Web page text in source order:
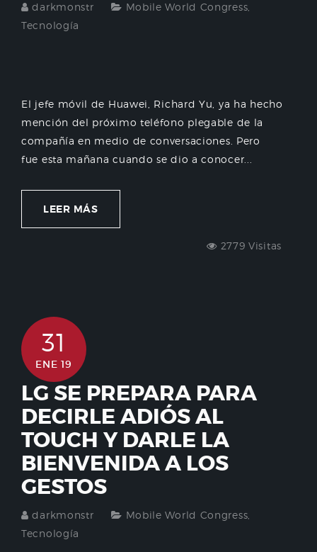
darkmonstr Mobile World Congress
Tecnología
El jefe móvil de Huawei, Richard Yu, ya ha hecho
mención del próximo teléfono plegable de la
compañía en medio de conversaciones. Pero
fue esta mañana cuando se dio a conocer...
LEER MÁS
2779 Visitas
31
ENE 19
LG SE PREPARA PARA
DECIRLE ADIÓS AL
TOUCH Y DARLE LA
BIENVENIDA A LOS
GESTOS
darkmonstr Mobile World Congress
Tecnología